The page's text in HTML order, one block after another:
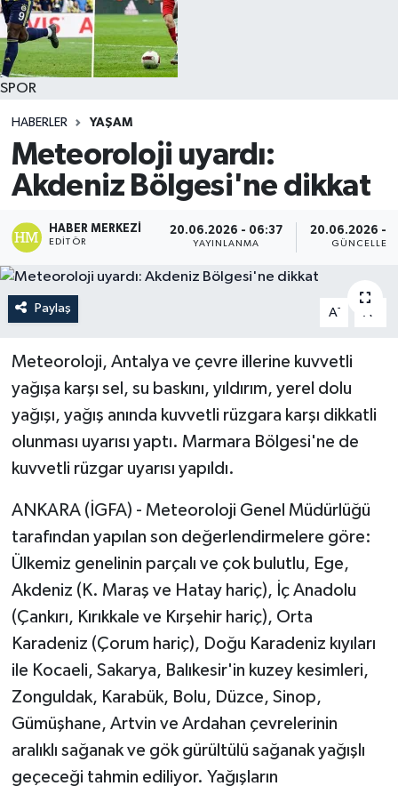
SPOR
HABERLER YAŞAM
Meteoroloji uyardı:
Akdeniz Bölgesi'ne dikkat
HABER MERKEZI
EDITÖR
20.06.2026 - 06:37
YAYINLANMA
20.06.2026 -
Paylaş A- A
Meteoroloji, Antalya ve çevre illerine kuvvetli
yağışa karşı sel, su baskını, yıldırım, yerel dolu
yağışı, yağış anında kuvvetli rüzgara karşı dikkatli
olunması uyarısı yaptı. Marmara Bölgesi'ne de
kuvvetli rüzgar uyarısı yapıldı.
ANKARA (İGFA) - Meteoroloji Genel Müdürlüğü
tarafından yapılan son değerlendirmelere göre:
Ülkemiz genelinin parçalı ve çok bulutlu, Ege,
Akdeniz (K. Maraş ve Hatay hariç), İç Anadolu
(Çankırı, Kırıkkale ve Kırşehir hariç), Orta
Karadeniz (Çorum hariç), Doğu Karadeniz kıyıları
ile Kocaeli, Sakarya, Balıkesir'in kuzey kesimleri,
Zonguldak, Karabük, Bolu, Düzce, Sinop,
Gümüşhane, Artvin ve Ardahan çevrelerinin
aralıklı sağanak ve gök gürültülü sağanak yağışlı
geçeceği tahmin ediliyor. Yağışların